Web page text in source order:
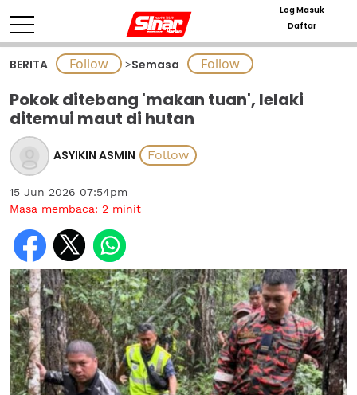
Log Masuk
Daftar
BERITA >Semasa
Pokok ditebang 'makan tuan', lelaki
ditemui maut di hutan
ASYIKIN ASMIN
15 Jun 2026 07:54pm
Masa membaca: 2 minit